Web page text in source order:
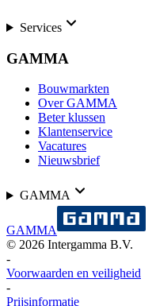
Services
GAMMA
Bouwmarkten
Over GAMMA
Beter klussen
Klantenservice
Vacatures
Nieuwsbrief
GAMMA
GAMMA
© 2026 Intergamma B.V.
-
Voorwaarden en veiligheid
-
Prijsinformatie